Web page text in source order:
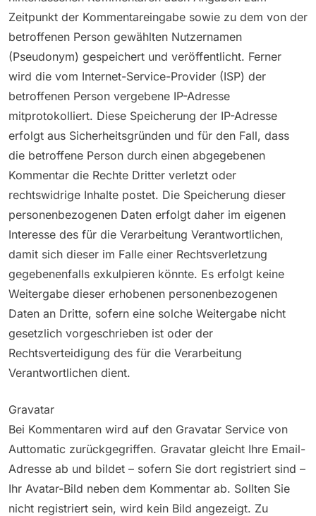
Zeitpunkt der Kommentareingabe sowie zu dem von der
betroffenen Person gewählten Nutzernamen
(Pseudonym) gespeichert und veröffentlicht. Ferner
wird die vom Internet-Service-Provider (ISP) der
betroffenen Person vergebene IP-Adresse
mitprotokolliert. Diese Speicherung der IP-Adresse
erfolgt aus Sicherheitsgründen und für den Fall, dass
die betroffene Person durch einen abgegebenen
Kommentar die Rechte Dritter verletzt oder
rechtswidrige Inhalte postet. Die Speicherung dieser
personenbezogenen Daten erfolgt daher im eigenen
Interesse des für die Verarbeitung Verantwortlichen,
damit sich dieser im Falle einer Rechtsverletzung
gegebenenfalls exkulpieren könnte. Es erfolgt keine
Weitergabe dieser erhobenen personenbezogenen
Daten an Dritte, sofern eine solche Weitergabe nicht
gesetzlich vorgeschrieben ist oder der
Rechtsverteidigung des für die Verarbeitung
Verantwortlichen dient.
Gravatar
Bei Kommentaren wird auf den Gravatar Service von
Auttomatic zurückgegriffen. Gravatar gleicht Ihre Email-
Adresse ab und bildet – sofern Sie dort registriert sind –
Ihr Avatar-Bild neben dem Kommentar ab. Sollten Sie
nicht registriert sein, wird kein Bild angezeigt. Zu